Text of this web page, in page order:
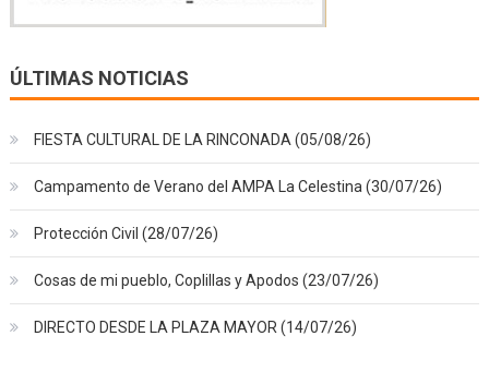
ÚLTIMAS NOTICIAS
FIESTA CULTURAL DE LA RINCONADA (05/08/26)
Campamento de Verano del AMPA La Celestina (30/07/26)
Protección Civil (28/07/26)
Cosas de mi pueblo, Coplillas y Apodos (23/07/26)
DIRECTO DESDE LA PLAZA MAYOR (14/07/26)